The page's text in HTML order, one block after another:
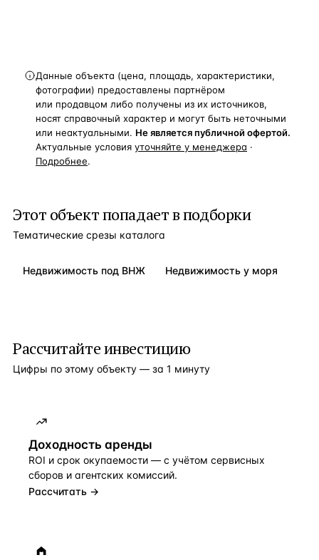
Данные объекта (цена, площадь, характеристики,
фотографии) предоставлены партнёром
или продавцом либо получены из их источников,
носят справочный характер и могут быть неточными
или неактуальными. Не является публичной офертой.
Актуальные условия уточняйте у менеджера ·
Подробнее.
Этот объект попадает в подборки
Тематические срезы каталога
Недвижимость под ВНЖ Недвижимость у моря
Рассчитайте инвестицию
Цифры по этому объекту — за 1 минуту
Доходность аренды
ROI и срок окупаемости — с учётом сервисных
сборов и агентских комиссий.
Рассчитать →